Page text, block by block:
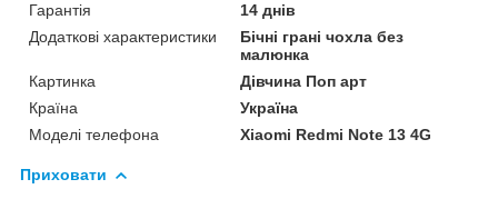
Гарантія
14 днів
Додаткові характеристики
Бічні грані чохла без
малюнка
Картинка
Дівчина Поп арт
Країна
Україна
Моделі телефона
Xiaomi Redmi Note 13 4G
Приховати